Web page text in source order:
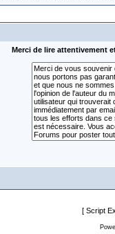
Merci de lire attentivement
[ Script